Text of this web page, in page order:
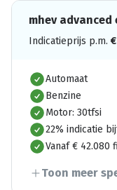
mhev
Indicatieprijs p.m. €
Automaat
Benzine
Motor: 30tfsi
22% indicatie
Vanaf € 42.080
Toon meer